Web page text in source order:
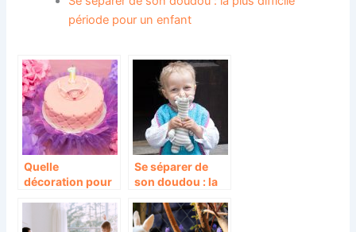
période pour un enfant
Quelle
décoration pour
enfant?
Se séparer de
son doudou : la
période pour un
enfant